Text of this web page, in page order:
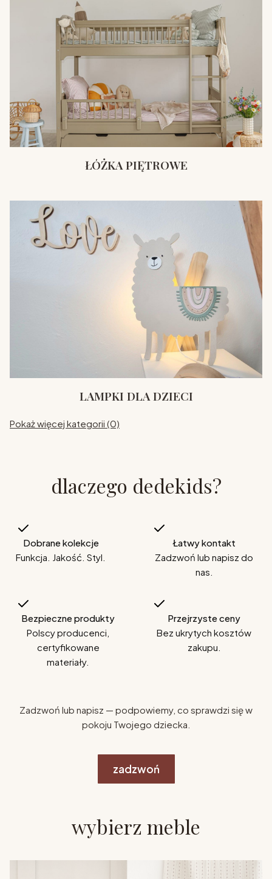
ŁÓŻKA PIĘTROWE
LAMPKI DLA DZIECI
Pokaż więcej kategorii (0)
dlaczego dedekids?
Dobrane kolekcje
Funkcja. Jakość. Styl.
Łatwy kontakt
Zadzwoń lub napisz do
nas.
Bezpieczne produkty
Polscy producenci,
certyfikowane
materiały.
Przejrzyste ceny
Bez ukrytych kosztów
zakupu.
Zadzwoń lub napisz — podpowiemy, co sprawdzi się w
pokoju Twojego dziecka.
zadzwoń
wybierz meble